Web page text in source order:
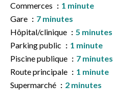
Commerces
1 minute
Gare
7 minutes
Hôpital/clinique
5 minutes
Parking public
1 minute
Piscine publique
7 minutes
Route principale
1 minute
Supermarché
2 minutes